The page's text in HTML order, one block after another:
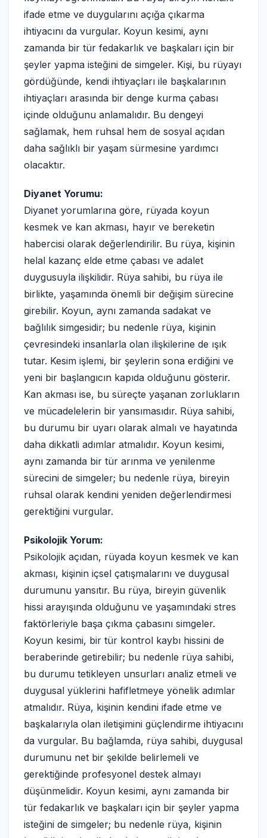
ifade etme ve duygularını açığa çıkarma
ihtiyacını da vurgular. Koyun kesimi, aynı
zamanda bir tür fedakarlık ve başkaları için bir
şeyler yapma isteğini de simgeler. Kişi, bu rüyayı
gördüğünde, kendi ihtiyaçları ile başkalarının
ihtiyaçları arasında bir denge kurma çabası
içinde olduğunu anlamalıdır. Bu dengeyi
sağlamak, hem ruhsal hem de sosyal açıdan
daha sağlıklı bir yaşam sürmesine yardımcı
olacaktır.
Diyanet Yorumu:
Diyanet yorumlarına göre, rüyada koyun
kesmek ve kan akması, hayır ve bereketin
habercisi olarak değerlendirilir. Bu rüya, kişinin
helal kazanç elde etme çabası ve adalet
duygusuyla ilişkilidir. Rüya sahibi, bu rüya ile
birlikte, yaşamında önemli bir değişim sürecine
girebilir. Koyun, aynı zamanda sadakat ve
bağlılık simgesidir; bu nedenle rüya, kişinin
çevresindeki insanlarla olan ilişkilerine de ışık
tutar. Kesim işlemi, bir şeylerin sona erdiğini ve
yeni bir başlangıcın kapıda olduğunu gösterir.
Kan akması ise, bu süreçte yaşanan zorlukların
ve mücadelelerin bir yansımasıdır. Rüya sahibi,
bu durumu bir uyarı olarak almalı ve hayatında
daha dikkatli adımlar atmalıdır. Koyun kesimi,
aynı zamanda bir tür arınma ve yenilenme
sürecini de simgeler; bu nedenle rüya, bireyin
ruhsal olarak kendini yeniden değerlendirmesi
gerektiğini vurgular.
Psikolojik Yorum:
Psikolojik açıdan, rüyada koyun kesmek ve kan
akması, kişinin içsel çatışmalarını ve duygusal
durumunu yansıtır. Bu rüya, bireyin güvenlik
hissi arayışında olduğunu ve yaşamındaki stres
faktörleriyle başa çıkma çabasını simgeler.
Koyun kesimi, bir tür kontrol kaybı hissini de
beraberinde getirebilir; bu nedenle rüya sahibi,
bu durumu tetikleyen unsurları analiz etmeli ve
duygusal yüklerini hafifletmeye yönelik adımlar
atmalıdır. Rüya, kişinin kendini ifade etme ve
başkalarıyla olan iletişimini güçlendirme ihtiyacını
da vurgular. Bu bağlamda, rüya sahibi, duygusal
durumunu net bir şekilde belirlemeli ve
gerektiğinde profesyonel destek almayı
düşünmelidir. Koyun kesimi, aynı zamanda bir
tür fedakarlık ve başkaları için bir şeyler yapma
isteğini de simgeler; bu nedenle rüya, kişinin